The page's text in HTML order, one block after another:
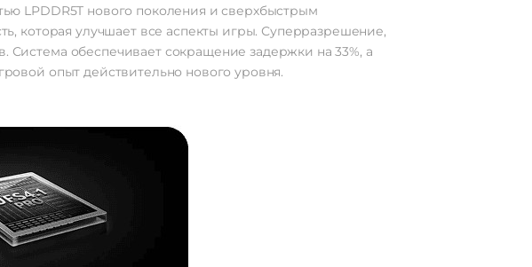
LPDDR5T нового поколения и сверхбыстрым
которая улучшает все аспекты игры. Суперразрешение,
Система обеспечивает сокращение задержки на 33%, а
опыт действительно нового уровня.